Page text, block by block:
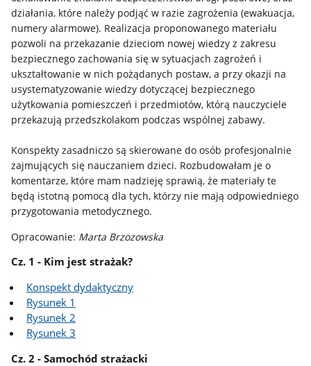
działania, które należy podjąć w razie zagrożenia (ewakuacja,
numery alarmowe). Realizacja proponowanego materiału
pozwoli na przekazanie dzieciom nowej wiedzy z zakresu
bezpiecznego zachowania się w sytuacjach zagrożeń i
ukształtowanie w nich pożądanych postaw, a przy okazji na
usystematyzowanie wiedzy dotyczącej bezpiecznego
użytkowania pomieszczeń i przedmiotów, którą nauczyciele
przekazują przedszkolakom podczas wspólnej zabawy.
Konspekty zasadniczo są skierowane do osób profesjonalnie
zajmujących się nauczaniem dzieci. Rozbudowałam je o
komentarze, które mam nadzieję sprawią, że materiały te
będą istotną pomocą dla tych, którzy nie mają odpowiedniego
przygotowania metodycznego.
Opracowanie: Marta Brzozowska
Cz. 1 - Kim jest strażak?
Konspekt dydaktyczny
Rysunek 1
Rysunek 2
Rysunek 3
Cz. 2 - Samochód strażacki